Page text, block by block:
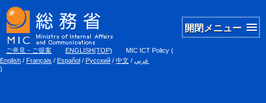
開閉メニュー
ご意見・ご提案 ENGLISH(TOP) MIC ICT Policy (
English / Français / Español / Русский / 中文 / عربي
)